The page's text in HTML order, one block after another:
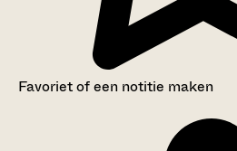
Favoriet of een notitie maken